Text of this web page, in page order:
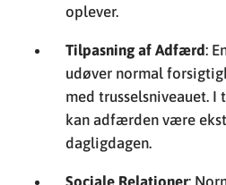
oplever.
Tilpasning af Adfærd:
udøver normal
med trusselsniveauet.
kan adfærden være
dagligdagen.